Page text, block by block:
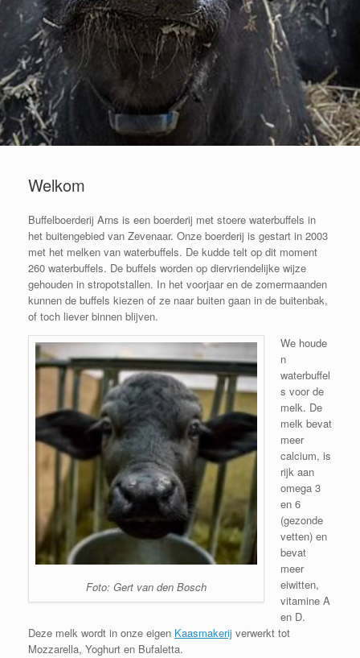
Welkom
Buffelboerderij Arns is een boerderij met stoere waterbuffels in
het buitengebied van Zevenaar. Onze boerderij is gestart in 2003
met het melken van waterbuffels. De kudde telt op dit moment
260 waterbuffels. De buffels worden op diervriendelijke wijze
gehouden in stropotstallen. In het voorjaar en de zomermaanden
kunnen de buffels kiezen of ze naar buiten gaan in de buitenbak,
of toch liever binnen blijven.
Foto: Gert van den Bosch
We houde
n
waterbuffel
s voor de
melk. De
melk bevat
meer
calcium, is
rijk aan
omega 3
en 6
(gezonde
vetten) en
bevat
meer
eiwitten,
vitamine A
en D.
Deze melk wordt in onze eigen Kaasmakerij verwerkt tot
Mozzarella, Yoghurt en Bufaletta.